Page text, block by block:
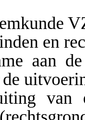
en
de
een